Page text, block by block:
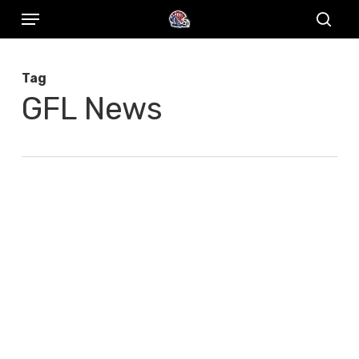
Skip
content
Menu
Tag
GFL News